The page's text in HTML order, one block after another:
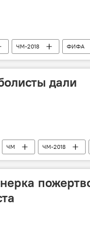
ЧМ-2018 ФИФА
дали
ЧМ ЧМ-2018